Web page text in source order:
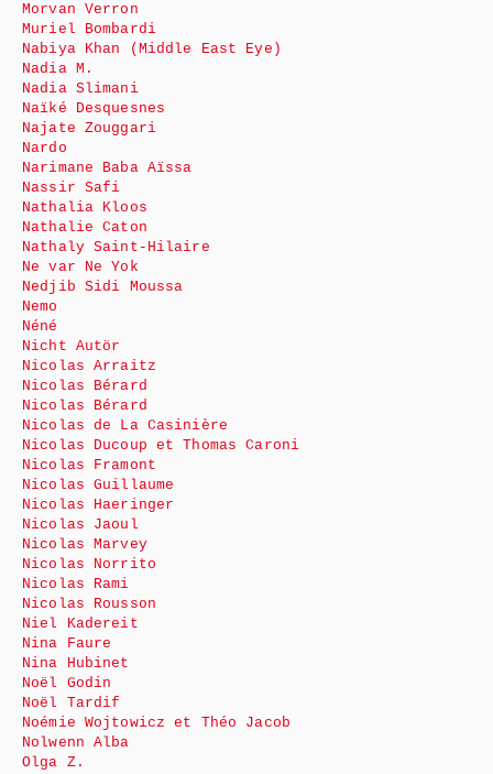
Morvan Verron
Muriel Bombardi
Nabiya Khan (Middle East Eye)
Nadia M.
Nadia Slimani
Naïké Desquesnes
Najate Zouggari
Nardo
Narimane Baba Aïssa
Nassir Safi
Nathalia Kloos
Nathalie Caton
Nathaly Saint-Hilaire
Ne var Ne Yok
Nedjib Sidi Moussa
Nemo
Néné
Nicht Autör
Nicolas Arraitz
Nicolas Bérard
Nicolas Bérard
Nicolas de La Casinière
Nicolas Ducoup et Thomas Caroni
Nicolas Framont
Nicolas Guillaume
Nicolas Haeringer
Nicolas Jaoul
Nicolas Marvey
Nicolas Norrito
Nicolas Rami
Nicolas Rousson
Niel Kadereit
Nina Faure
Nina Hubinet
Noël Godin
Noël Tardif
Noémie Wojtowicz et Théo Jacob
Nolwenn Alba
Olga Z.